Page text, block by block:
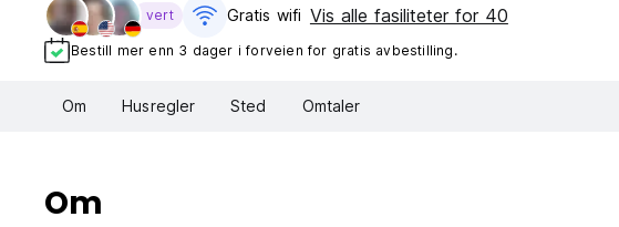
vert Gratis wifi‎ Vis alle fasiliteter for 40
Bestill mer enn 3 dager i forveien for gratis avbestilling.
Om Husregler Sted Omtaler
Om